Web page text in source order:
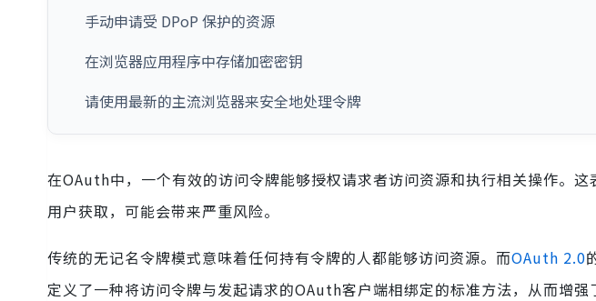
手动申请受 DPoP 保护的资源
在浏览器应用程序中存储加密密钥
请使用最新的主流浏览器来安全地处理令牌
在OAuth中，一个有效的访问令牌能够授权请求者访问资源和执行相关操作。
用户获取，可能会带来严重风险。
传统的无记名令牌模式意味着任何持有令牌的人都能够访问资源。而OAuth 2.0
定义了一种将访问令牌与发起请求的OAuth客户端相绑定的标准方法，从而增强